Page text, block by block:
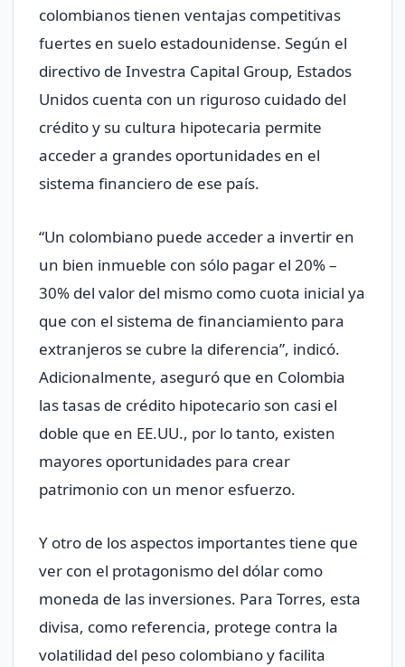
colombianos tienen ventajas competitivas
fuertes en suelo estadounidense. Según el
directivo de Investra Capital Group, Estados
Unidos cuenta con un riguroso cuidado del
crédito y su cultura hipotecaria permite
acceder a grandes oportunidades en el
sistema financiero de ese país.
“Un colombiano puede acceder a invertir en
un bien inmueble con sólo pagar el 20% –
30% del valor del mismo como cuota inicial ya
que con el sistema de financiamiento para
extranjeros se cubre la diferencia”, indicó.
Adicionalmente, aseguró que en Colombia
las tasas de crédito hipotecario son casi el
doble que en EE.UU., por lo tanto, existen
mayores oportunidades para crear
patrimonio con un menor esfuerzo.
Y otro de los aspectos importantes tiene que
ver con el protagonismo del dólar como
moneda de las inversiones. Para Torres, esta
divisa, como referencia, protege contra la
volatilidad del peso colombiano y facilita